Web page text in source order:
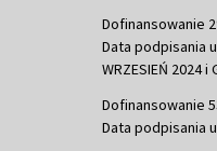
Dofinansowanie
Data podpisania
WRZESIEŃ 2024 i
Dofinansowanie
Data podpisania